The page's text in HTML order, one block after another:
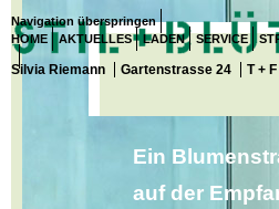
Silvia Riemann Gartenstrasse 24 T +
Ein
auf der
Navigation überspringen
HOME
AKTUELLES LADEN SERVICE